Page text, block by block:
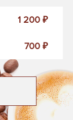
1 200 ₽
700 ₽